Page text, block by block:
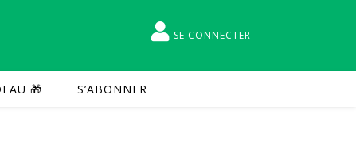
SE CONNECTER
🎁 S’ABONNER